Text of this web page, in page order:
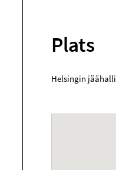
Plats
Helsingin jäähalli